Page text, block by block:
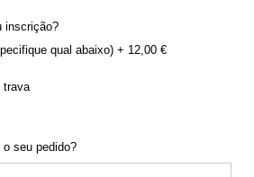
inscrição?
qual abaixo) + 12,00 €
trava
seu pedido?